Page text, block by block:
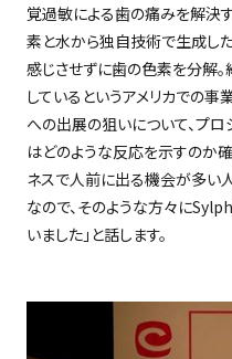
覚過敏による歯の痛みを解決
素と水から独自技術で生成し
感じさせずに歯の色素を分解。
しているというアメリカでの事
への出展の狙いについて、プ
はどのような反応を示すのか
ネスで人前に出る機会が多い
なので、そのような方々に
いました」と話します。